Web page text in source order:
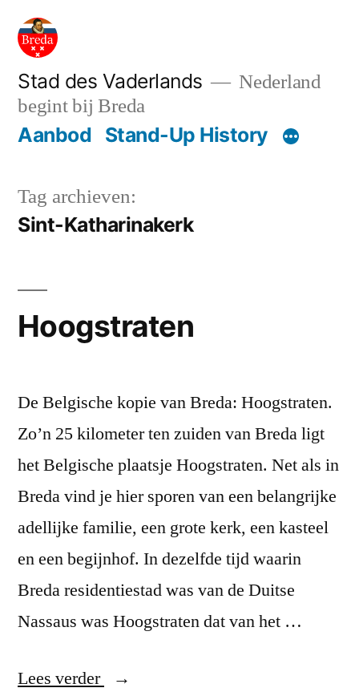
naar
inhoud
Stad des Vaderlands
Nederland
begint bij Breda
Aanbod Stand-Up History
Tag archieven:
Sint-Katharinakerk
Hoogstraten
De Belgische kopie van Breda: Hoogstraten.
Zo’n 25 kilometer ten zuiden van Breda ligt
het Belgische plaatsje Hoogstraten. Net als in
Breda vind je hier sporen van een belangrijke
adellijke familie, een grote kerk, een kasteel
en een begijnhof. In dezelfde tijd waarin
Breda residentiestad was van de Duitse
Nassaus was Hoogstraten dat van het …
Lees verder “Hoogstraten”